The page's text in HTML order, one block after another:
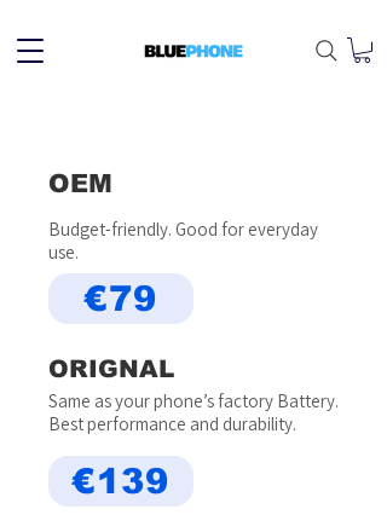
OEM
Budget-friendly. Good for everyday
use.
€79
ORIGNAL
Same as your phone’s factory Battery.
Best performance and durability.
€139